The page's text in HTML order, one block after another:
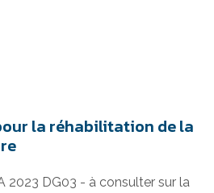
la réhabilitation de la
2023 DG03 - à consulter sur la